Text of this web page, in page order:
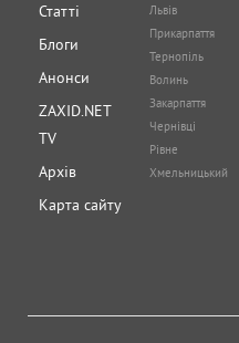
Статті
Блоги
Анонси
ZAXID.NET
TV
Архів
Карта сайту
Львів
Прикарпаття
Тернопіль
Волинь
Закарпаття
Чернівці
Рівне
Хмельницький